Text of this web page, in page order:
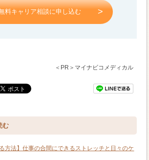
料キャリア相談に申し込む
＜PR＞マイナビコメディカル
む
方法】仕事の合間にできるストレッチと日々のケ